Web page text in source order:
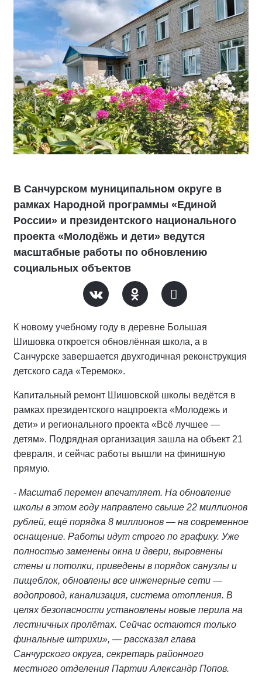
В Санчурском муниципальном округе в
рамках Народной программы «Единой
России» и президентского национального
проекта «Молодёжь и дети» ведутся
масштабные работы по обновлению
социальных объектов
К новому учебному году в деревне Большая
Шишовка откроется обновлённая школа, а в
Санчурске завершается двухгодичная реконструкция
детского сада «Теремок».
Капитальный ремонт Шишовской школы ведётся в
рамках президентского нацпроекта «Молодежь и
дети» и регионального проекта «Всё лучшее —
детям». Подрядная организация зашла на объект 21
февраля, и сейчас работы вышли на финишную
прямую.
- Масштаб перемен впечатляет. На обновление
школы в этом году направлено свыше 22 миллионов
рублей, ещё порядка 8 миллионов — на современное
оснащение. Работы идут строго по графику. Уже
полностью заменены окна и двери, выровнены
стены и потолки, приведены в порядок санузлы и
пищеблок, обновлены все инженерные сети —
водопровод, канализация, система отопления. В
целях безопасности установлены новые перила на
лестничных пролётах. Сейчас остаются только
финальные штрихи», — рассказал глава
Санчурского округа, секретарь районного
местного отделения Партии Александр Попов.